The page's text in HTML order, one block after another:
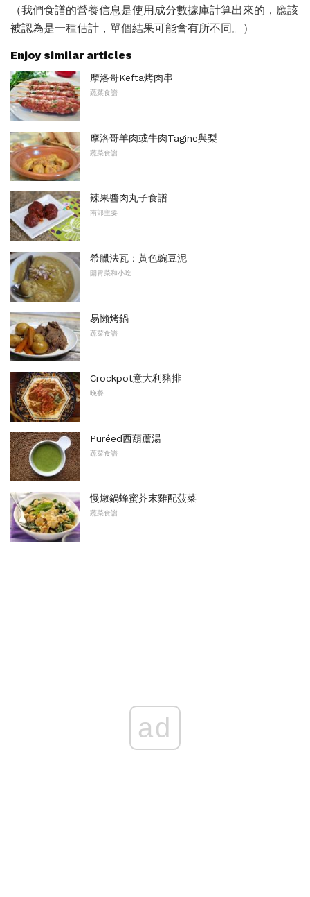
（我們食譜的營養信息是使用成分數據庫計算出來的，應該
被認為是一種估計，單個結果可能會有所不同。）
Enjoy similar articles
摩洛哥Kefta烤肉串
蔬菜食譜
摩洛哥羊肉或牛肉Tagine與梨
蔬菜食譜
辣果醬肉丸子食譜
南部主要
希臘法瓦：黃色豌豆泥
開胃菜和小吃
易懶烤鍋
蔬菜食譜
Crockpot意大利豬排
晚餐
Puréed西葫蘆湯
蔬菜食譜
慢燉鍋蜂蜜芥末雞配菠菜
蔬菜食譜
ad